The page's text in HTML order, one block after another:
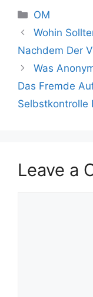
OM
Wohin
Nachdem Der
Was
Das Fremde
Selbstkontrolle
Leave a